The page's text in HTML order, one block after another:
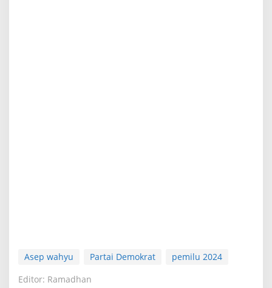
Asep wahyu Partai Demokrat
pemilu 2024
Editor: Ramadhan